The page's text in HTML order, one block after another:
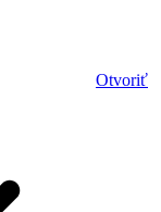
Otvoriť